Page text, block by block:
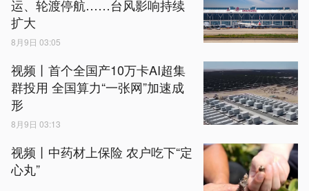
运、轮渡停航……台风影响持续
扩大
8月9日 03:05
视频丨首个全国产10万卡AI超集
群投用 全国算力“一张网”加速成
形
8月9日 03:13
视频丨中药材上保险 农户吃下“定
心丸”